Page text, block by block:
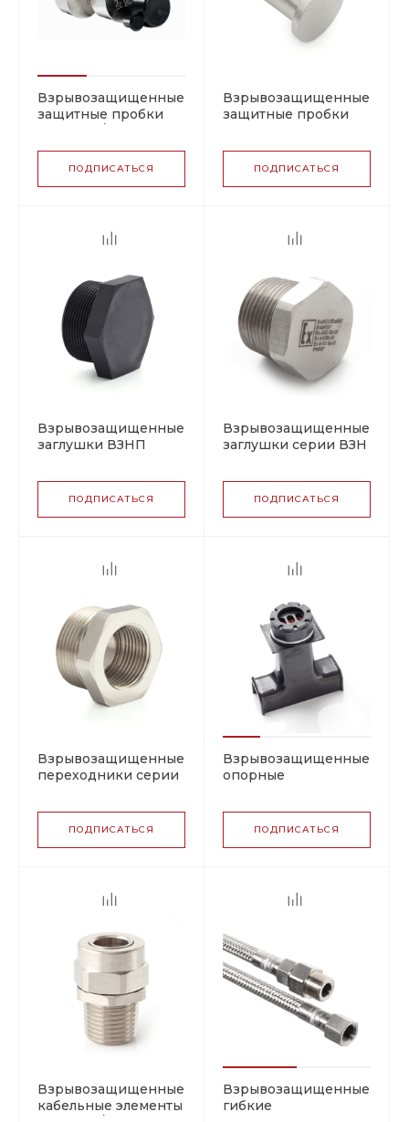
Взрывозащищенные
защитные пробки
ПОДПИСАТЬСЯ
Взрывозащищенные
защитные пробки
ПОДПИСАТЬСЯ
Взрывозащищенные
заглушки ВЗНП
ПОДПИСАТЬСЯ
Взрывозащищенные
заглушки серии ВЗН
ПОДПИСАТЬСЯ
Взрывозащищенные
переходники серии
REN, REB)
ПОДПИСАТЬСЯ
Взрывозащищенные
опорные
прохождения
теплоизоляции ОКТ3
ПОДПИСАТЬСЯ
Взрывозащищенные
кабельные элементы
Взрывозащищенные
гибкие